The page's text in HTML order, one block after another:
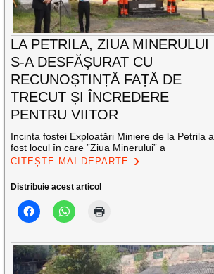
LA PETRILA, ZIUA MINERULUI
S-A DESFĂȘURAT CU
RECUNOȘTINȚĂ FAȚĂ DE
TRECUT ȘI ÎNCREDERE
PENTRU VIITOR
Incinta fostei Exploatări Miniere de la Petrila a
fost locul în care ”Ziua Minerului” a
CITEȘTE MAI DEPARTE
Distribuie acest articol